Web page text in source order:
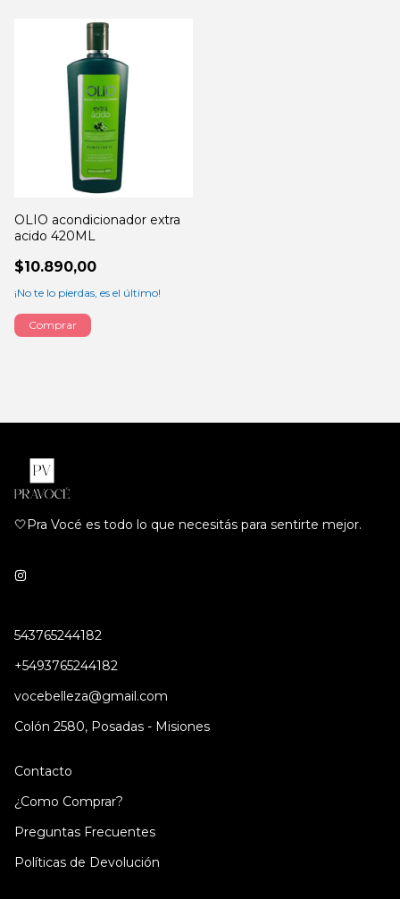
OLIO acondicionador extra
acido 420ML
$10.890,00
¡No te lo pierdas, es el último!
🤍Pra Vocé es todo lo que necesitás para sentirte mejor.
543765244182
+5493765244182
vocebelleza@gmail.com
Colón 2580, Posadas - Misiones
Contacto
¿Como Comprar?
Preguntas Frecuentes
Políticas de Devolución